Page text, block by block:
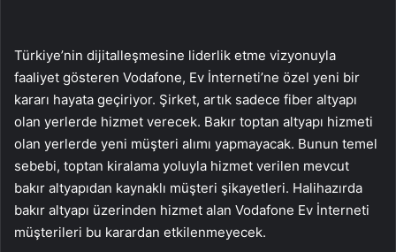
Türkiye’nin dijitalleşmesine liderlik etme vizyonuyla
faaliyet gösteren Vodafone, Ev İnterneti’ne özel yeni bir
kararı hayata geçiriyor. Şirket, artık sadece fiber altyapı
olan yerlerde hizmet verecek. Bakır toptan altyapı hizmeti
olan yerlerde yeni müşteri alımı yapmayacak. Bunun temel
sebebi, toptan kiralama yoluyla hizmet verilen mevcut
bakır altyapıdan kaynaklı müşteri şikayetleri. Halihazırda
bakır altyapı üzerinden hizmet alan Vodafone Ev İnterneti
müşterileri bu karardan etkilenmeyecek.